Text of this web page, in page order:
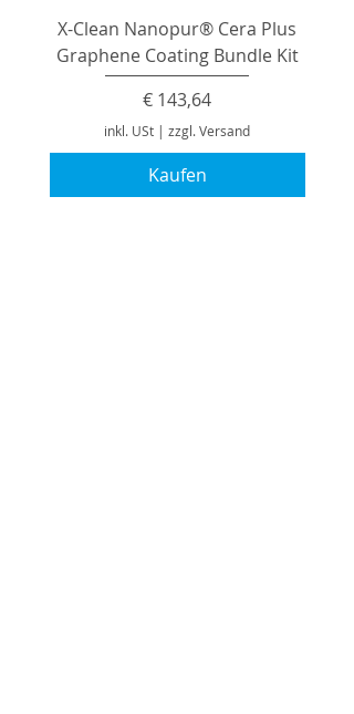
X-Clean Nanopur® Cera Plus
Graphene Coating Bundle Kit
Preis
€ 143,64
inkl. USt | zzgl. Versand
Kaufen